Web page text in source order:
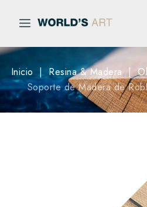
Inicio Resina & Madera
Soporte de Madera de